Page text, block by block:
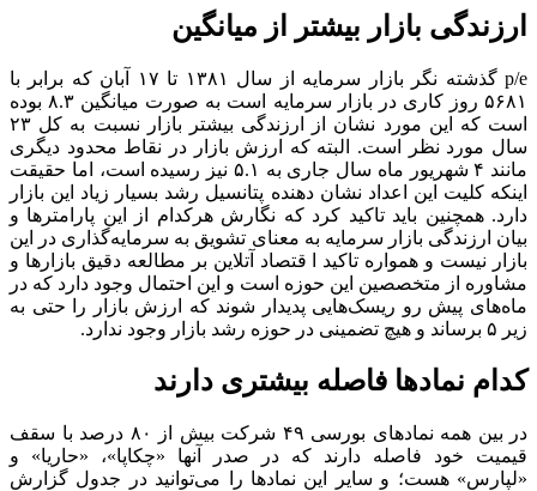
ارزندگی بازار بیشتر از میانگین
p/e گذشته نگر بازار سرمایه از سال ۱۳۸۱ تا ۱۷ آبان که برابر با
۵۶۸۱ روز کاری در بازار سرمایه است به صورت میانگین ۸.۳ بوده
است که این مورد نشان از ارزندگی بیشتر بازار نسبت به کل ۲۳
سال مورد نظر است. البته که ارزش بازار در نقاط محدود دیگری
مانند ۴ شهریور ماه سال جاری به ۵.۱ نیز رسیده است، اما حقیقت
اینکه کلیت این اعداد نشان دهنده پتانسیل رشد بسیار زیاد این بازار
دارد. همچنین باید تاکید کرد که نگارش هرکدام از این پارامتر‌ها و
بیان ارزندگی بازار سرمایه به معنای تشویق به سرمایه‌گذاری در این
بازار نیست و همواره تاکید ا قتصاد آتلاین بر مطالعه دقیق بازار‌ها و
مشاوره از متخصصین این حوزه است و این احتمال وجود دارد که در
ماه‌های پیش رو ریسک‌هایی پدیدار شوند که ارزش بازار را حتی به
کدام نماد‌ها فاصله بیشتری دارند
در بین همه نماد‌های بورسی ۴۹ شرکت بیش از ۸۰ درصد با سقف
قیمیت خود فاصله دارند که در صدر آنها «چکاپا»، «حاریا» و